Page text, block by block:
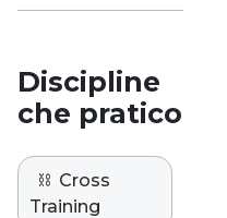
Discipline
che pratico
⛓️ Cross
Training